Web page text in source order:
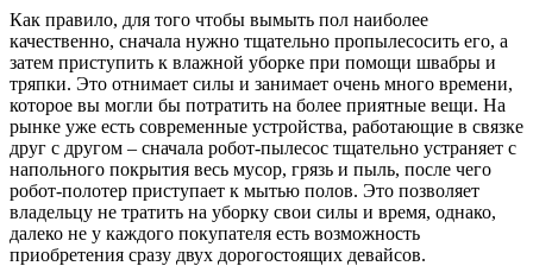
Как правило, для того чтобы вымыть пол наиболее
качественно, сначала нужно тщательно пропылесосить его, а
затем приступить к влажной уборке при помощи швабры и
тряпки. Это отнимает силы и занимает очень много времени,
которое вы могли бы потратить на более приятные вещи. На
рынке уже есть современные устройства, работающие в связке
друг с другом – сначала робот-пылесос тщательно устраняет с
напольного покрытия весь мусор, грязь и пыль, после чего
робот-полотер приступает к мытью полов. Это позволяет
владельцу не тратить на уборку свои силы и время, однако,
далеко не у каждого покупателя есть возможность
приобретения сразу двух дорогостоящих девайсов.